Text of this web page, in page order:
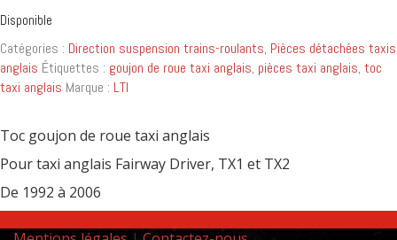
Disponible
Catégories : Direction suspension trains-roulants, Pièces détachées taxis
anglais Étiquettes : goujon de roue taxi anglais, pièces taxi anglais, toc
taxi anglais Marque : LTI
Toc goujon de roue taxi anglais
Pour taxi anglais Fairway Driver, TX1 et TX2
De 1992 à 2006